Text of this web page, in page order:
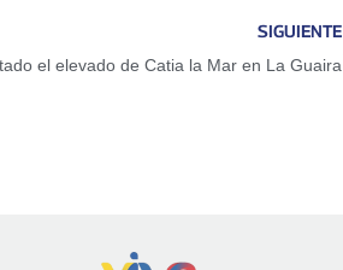
SIGUIENTE
el elevado de Catia la Mar en La Guaira